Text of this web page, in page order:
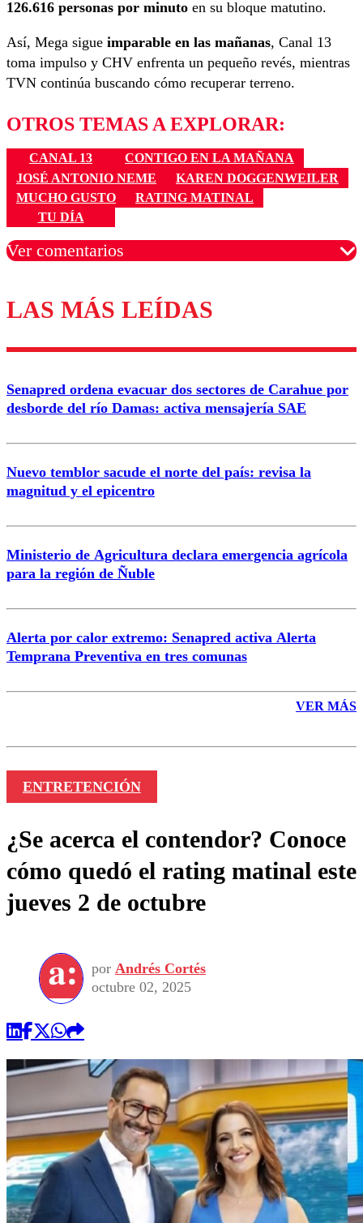
126.616 personas por minuto en su bloque matutino.
Así, Mega sigue imparable en las mañanas, Canal 13
toma impulso y CHV enfrenta un pequeño revés, mientras
TVN continúa buscando cómo recuperar terreno.
OTROS TEMAS A EXPLORAR:
CANAL 13
CONTIGO EN LA MAÑANA
JOSÉ ANTONIO NEME
KAREN DOGGENWEILER
MUCHO GUSTO
RATING MATINAL
TU DÍA
Ver comentarios
Los comentarios son moderados para garantizar un
diálogo respetuoso.
Nombre
Correo
LAS MÁS LEÍDAS
Senapred ordena evacuar dos sectores de Carahue por
desborde del río Damas: activa mensajería SAE
Nuevo temblor sacude el norte del país: revisa la
magnitud y el epicentro
Ministerio de Agricultura declara emergencia agrícola
para la región de Ñuble
Alerta por calor extremo: Senapred activa Alerta
Temprana Preventiva en tres comunas
VER MÁS
ENTRETENCIÓN
¿Se acerca el contendor? Conoce
cómo quedó el rating matinal este
jueves 2 de octubre
por Andrés Cortés
octubre 02, 2025